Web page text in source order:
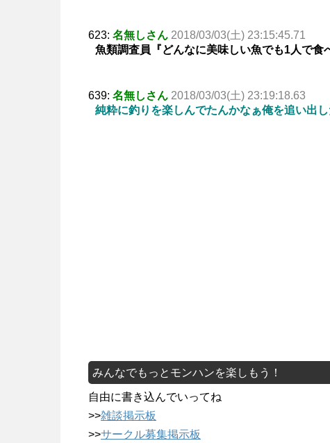
623: 名無しさん 2018/03/03(土) 23:15:45.71
魚類調査員『どんなに美味しい魚でも1人で食
639: 名無しさん 2018/03/03(土) 23:19:18.63
純粋に釣りを楽しんでたんかなぁ俺を追い出
みんなでもっとモンハンを楽しもう！
自由に書き込んでいってね
>>雑談掲示板
>>サークル募集掲示板